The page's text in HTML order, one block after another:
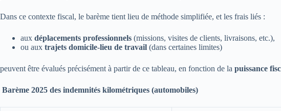
Dans ce contexte fiscal, le barème tient lieu de méthode simplifiée, et les frais liés :
aux déplacements professionnels (missions, visites de clients, livraisons, etc.),
ou aux trajets domicile-lieu de travail (dans certaines limites)
peuvent être évalués précisément à partir de ce tableau, en fonction de la puissance
Barème 2025 des indemnités kilométriques (automobiles)